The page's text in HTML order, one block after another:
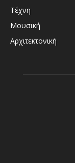
Τέχνη
Μουσική
Αρχιτεκτονική